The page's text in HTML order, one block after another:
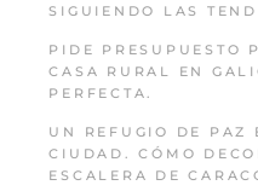
SIGUIENDO LAS
PIDE PRESUPUESTO
CASA RURAL EN
PERFECTA.
UN REFUGIO DE PAZ
CIUDAD. CÓMO
ESCALERA DE